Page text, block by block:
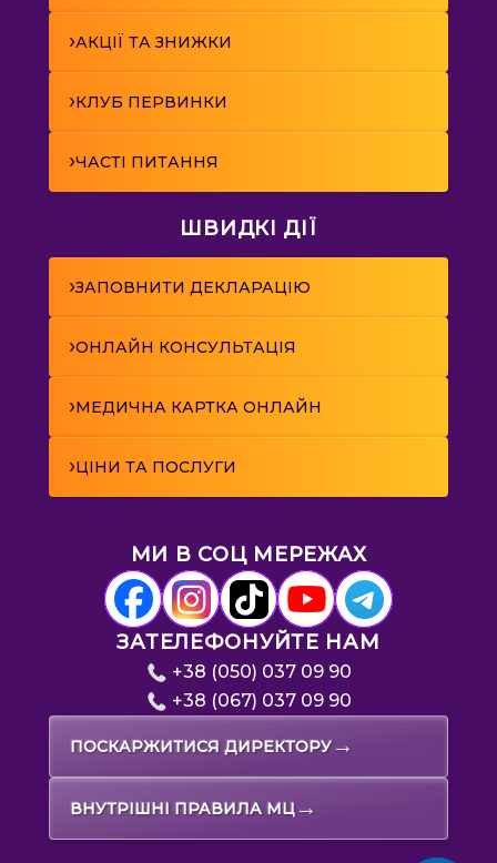
›АКЦІЇ ТА ЗНИЖКИ
›КЛУБ ПЕРВИНКИ
›ЧАСТІ ПИТАННЯ
ШВИДКІ ДІЇ
›ЗАПОВНИТИ ДЕКЛАРАЦІЮ
›ОНЛАЙН КОНСУЛЬТАЦІЯ
›МЕДИЧНА КАРТКА ОНЛАЙН
›ЦІНИ ТА ПОСЛУГИ
ПОСКАРЖИТИСЯ ДИРЕКТОРУ→
ВНУТРІШНІ ПРАВИЛА МЦ→
МИ В СОЦ МЕРЕЖАХ
ЗАТЕЛЕФОНУЙТЕ НАМ
+38 (050) 037 09 90
+38 (067) 037 09 90